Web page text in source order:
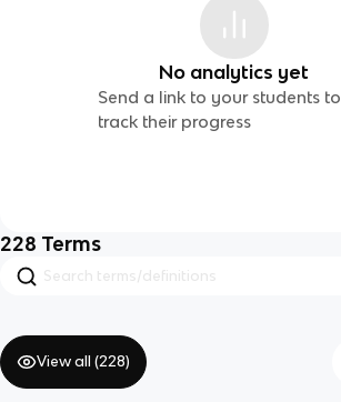
No analytics yet
Send a link to your students to
track their progress
228 Terms
View all (228)